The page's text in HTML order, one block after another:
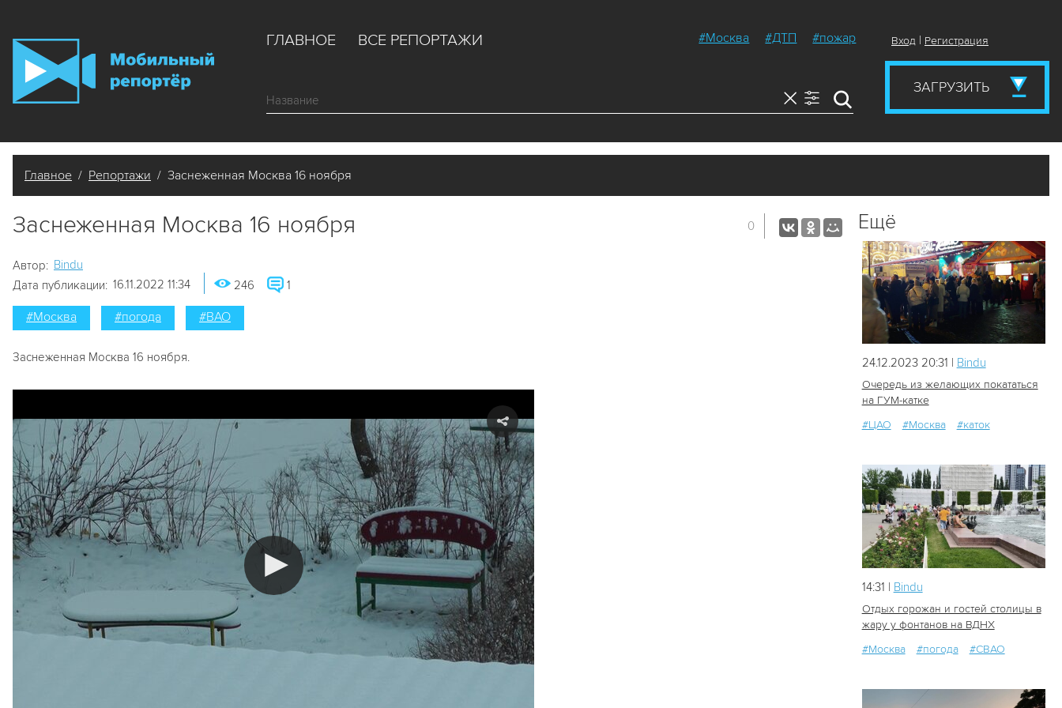
ГЛАВНОЕ ВСЕ РЕПОРТАЖИ #Москва #ДТП #пожар Вход | Регистрация
ЗАГРУЗИТЬ
Главное / Репортажи / Заснеженная Москва 16 ноября
Заснеженная Москва 16 ноября 0
Автор: Bindu
Дата публикации: 16.11.2022 11:34 246 1
#Москва #погода #ВАО
Заснеженная Москва 16 ноября.
Ещё
608
24.12.2023 20:31 | Bindu
Очередь из желающих покататься
на ГУМ-катке
#ЦАО
#Москва #каток
19
14:31 | Bindu
Отдых горожан и гостей столицы в
жару у фонтанов на ВДНХ
#Москва
#погода #СВАО